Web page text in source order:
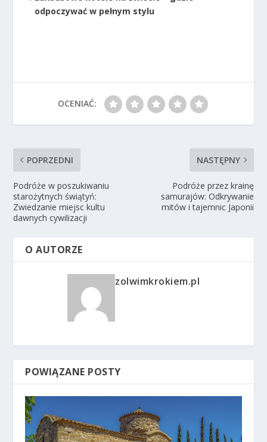
odpoczywać w pełnym stylu
OCENIAĆ:
POPRZEDNI
Podróże w poszukiwaniu
starożytnych świątyń:
Zwiedzanie miejsc kultu
dawnych cywilizacji
NASTĘPNY
Podróże przez krainę
samurajów: Odkrywanie
mitów i tajemnic Japonii
O AUTORZE
zolwimkrokiem.pl
POWIĄZANE POSTY